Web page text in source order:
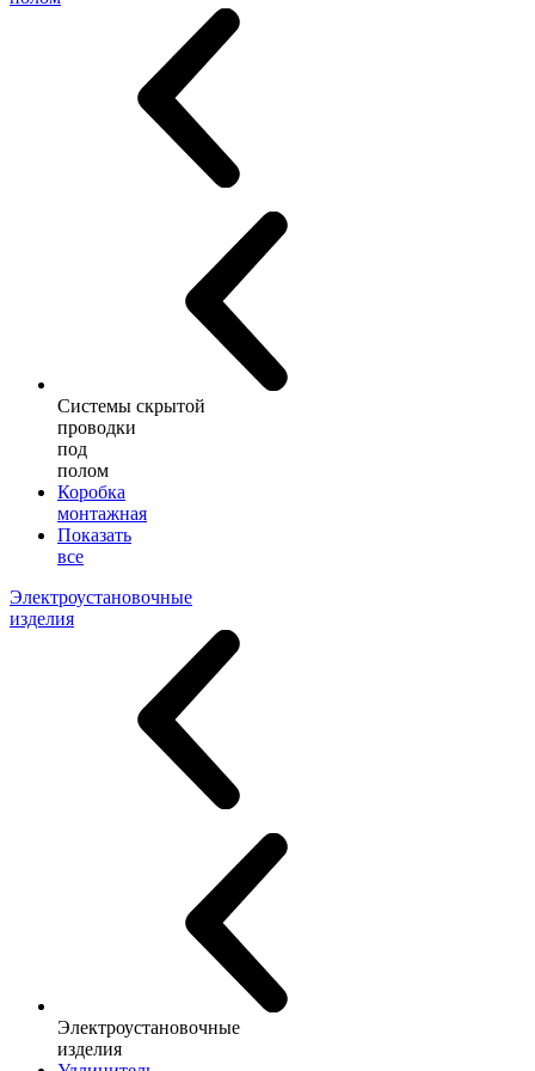
Системы скрытой
проводки
под
полом
Коробка
монтажная
Показать
все
Электроустановочные
изделия
Электроустановочные
изделия